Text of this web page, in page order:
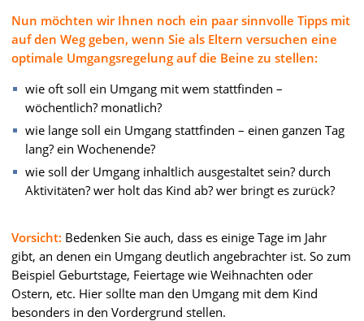
Nun möchten wir Ihnen noch ein paar sinnvolle Tipps mit
auf den Weg geben, wenn Sie als Eltern versuchen eine
optimale Umgangsregelung auf die Beine zu stellen:
wie oft soll ein Umgang mit wem stattfinden –
wöchentlich? monatlich?
wie lange soll ein Umgang stattfinden – einen ganzen Tag
lang? ein Wochenende?
wie soll der Umgang inhaltlich ausgestaltet sein? durch
Aktivitäten? wer holt das Kind ab? wer bringt es zurück?
Vorsicht: Bedenken Sie auch, dass es einige Tage im Jahr
gibt, an denen ein Umgang deutlich angebrachter ist. So zum
Beispiel Geburtstage, Feiertage wie Weihnachten oder
Ostern, etc. Hier sollte man den Umgang mit dem Kind
besonders in den Vordergrund stellen.